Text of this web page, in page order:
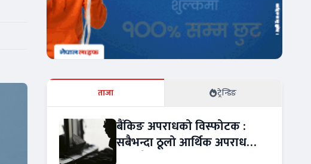
ताजा ट्रेन्डिङ
बैंकिङ अपराधको विस्फोटक :
सबैभन्दा ठूलो आर्थिक अपराध